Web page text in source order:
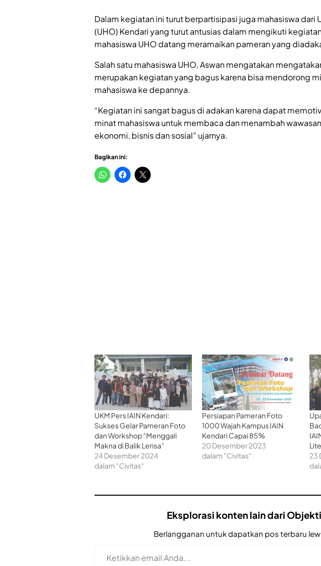
Dalam kegiatan ini turut berpartisipasi juga mahasiswa dari
(UHO) Kendari yang turut antusias dalam mengikuti
mahasiswa UHO datang meramaikan pameran yang
Salah satu mahasiswa UHO, Aswan mengatakan
merupakan kegiatan yang bagus karena bisa mendorong
mahasiswa ke depannya.
“Kegiatan ini sangat bagus di adakan karena dapat
minat mahasiswa untuk membaca dan menambah
ekonomi, bisnis dan sosial” ujarnya.
Bagikan ini:
UKM Pers IAIN Kendari:
Sukses Gelar Pameran Foto
dan Workshop “Menggali
Makna di Balik Lensa”
24 Desember 2024
dalam "Civitas"
Persiapan Pameran Foto
1000 Wajah Kampus IAIN
Kendari Capai 85%
20 Desember 2023
dalam "Civitas"
23
Eksplorasi konten lain dari
Berlangganan untuk dapatkan pos terbaru